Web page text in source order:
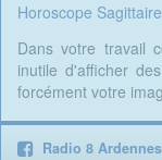
Horoscope
Dans votre travail
inutile d'afficher
forcément votre
Radio 8